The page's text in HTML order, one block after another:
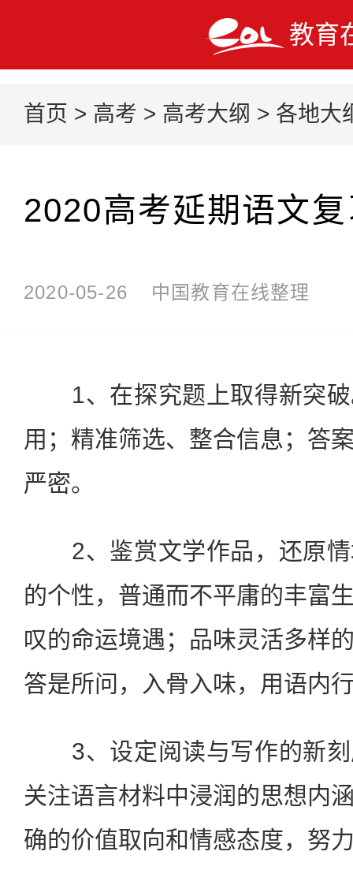
教育
首页 > 高考 > 高考大纲 > 各地大
2020高考延期语文
2020-05-26 中国教育在线整理
1、在探究题上取得新突破
用；精准筛选、整合信息；答
严密。
2、鉴赏文学作品，还原情
的个性，普通而不平庸的丰富
叹的命运境遇；品味灵活多样
答是所问，入骨入味，用语内
3、设定阅读与写作的新刻
关注语言材料中浸润的思想内
确的价值取向和情感态度，努